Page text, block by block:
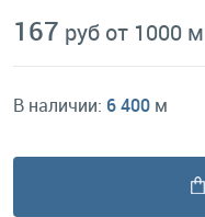
167 руб от 1000 м
В наличии: 6 400 м